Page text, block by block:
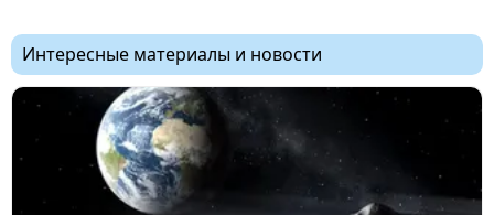
Интересные материалы и новости